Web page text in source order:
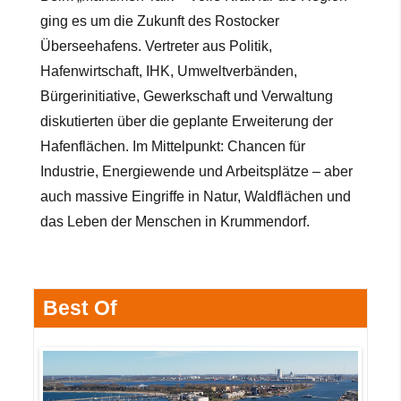
ging es um die Zukunft des Rostocker
Überseehafens. Vertreter aus Politik,
Hafenwirtschaft, IHK, Umweltverbänden,
Bürgerinitiative, Gewerkschaft und Verwaltung
diskutierten über die geplante Erweiterung der
Hafenflächen. Im Mittelpunkt: Chancen für
Industrie, Energiewende und Arbeitsplätze – aber
auch massive Eingriffe in Natur, Waldflächen und
das Leben der Menschen in Krummendorf.
Best Of